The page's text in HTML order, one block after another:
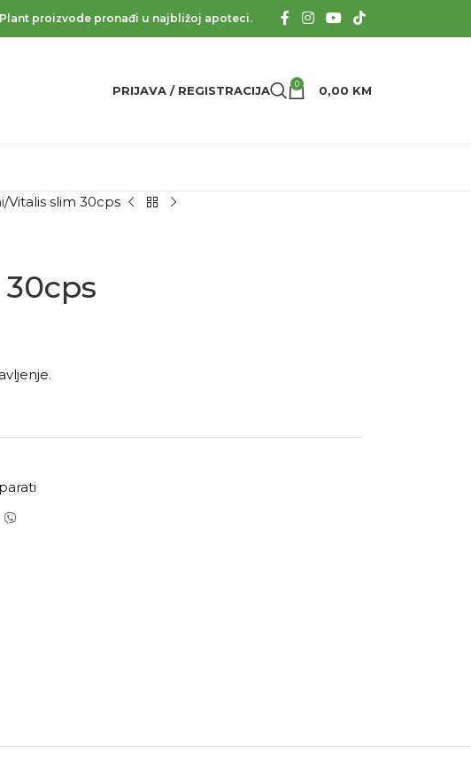
proizvode pronađi u najbližoj apoteci.
PRIJAVA / REGISTRACIJA 0 0,00 KM
Vitalis slim 30cps